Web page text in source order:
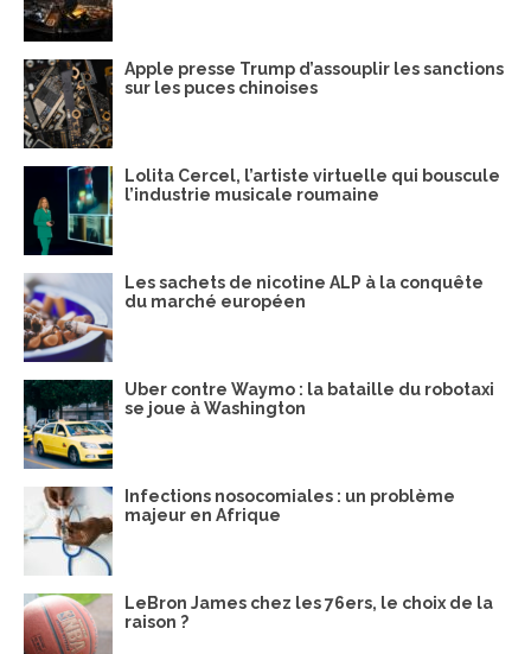
Apple presse Trump d’assouplir les sanctions
sur les puces chinoises
Lolita Cercel, l’artiste virtuelle qui bouscule
l’industrie musicale roumaine
Les sachets de nicotine ALP à la conquête
du marché européen
Uber contre Waymo : la bataille du robotaxi
se joue à Washington
Infections nosocomiales : un problème
majeur en Afrique
LeBron James chez les 76ers, le choix de la
raison ?